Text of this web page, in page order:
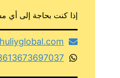
إذا كنت بحاجة إلى أي